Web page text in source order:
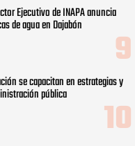
Ejecutivo de INAPA anuncia
de agua en Dajabón
se capacitan en estrategias y
pública